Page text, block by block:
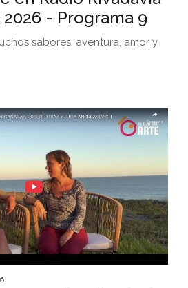
- Programa 9
sabores: aventura, amor y